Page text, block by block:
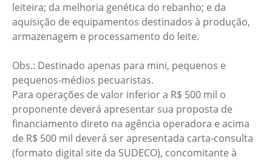
leiteira; da melhoria genética do rebanho; e da
aquisição de equipamentos destinados à produção,
armazenagem e processamento do leite.
Obs.: Destinado apenas para mini, pequenos e
pequenos-médios pecuaristas.
Para operações de valor inferior a R$ 500 mil o
proponente deverá apresentar sua proposta de
financiamento direto na agência operadora e acima
de R$ 500 mil deverá ser apresentada carta-consulta
(formato digital site da SUDECO), concomitante à